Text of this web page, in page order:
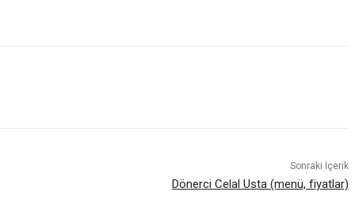
Sonraki İçerik
Dönerci Celal Usta (menü, fiyatlar)